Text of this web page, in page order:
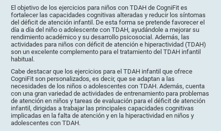
El objetivo de los ejercicios para niños con TDAH de CogniFit es
fortalecer las capacidades cognitivas alteradas y reducir los síntomas
del déficit de atención infantil. De esta forma se pretende favorecer el
día a día del niño o adolescente con TDAH, ayudándole a mejorar su
rendimiento académico y su desarrollo psicosocial. Además, las
actividades para niños con déficit de atención e hiperactividad (TDAH)
son un excelente complemento para el tratamiento del TDAH infantil
habitual.
Cabe destacar que los ejercicios para el TDAH infantil que ofrece
CogniFit son personalizados, es decir, que se adaptan a las
necesidades de los niños o adolescentes con TDAH. Además, cuenta
con una gran variedad de actividades de entrenamiento para problemas
de atención en niños y tareas de evaluación para el déficit de atención
infantil, dirigidas a trabajar las principales capacidades cognitivas
implicadas en la falta de atención y en la hiperactividad en niños y
adolescentes con TDAH.